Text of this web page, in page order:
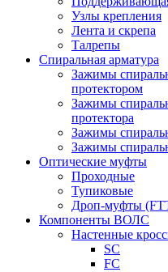
Узлы крепления
Лента и скрепа
Талрепы
Спиральная арматура
Зажимы
протектором
Зажимы
протектора
Зажимы
Зажимы
Оптические муфты
Проходные
Тупиковые
Дроп-муфты
Компоненты ВОЛС
Настенные
SC
FC